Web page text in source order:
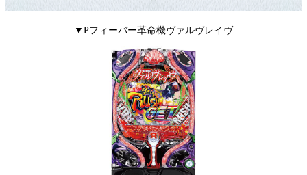
▼Pフィーバー革命機ヴァルヴレイヴ